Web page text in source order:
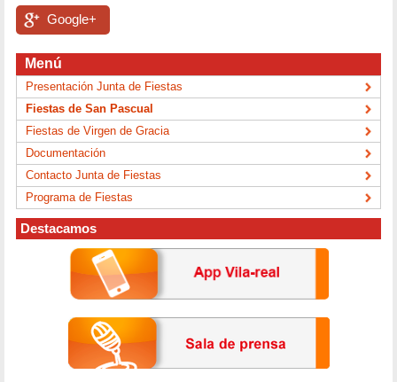
Google+
Menú
Presentación Junta de Fiestas
Fiestas de San Pascual
Fiestas de Virgen de Gracia
Documentación
Contacto Junta de Fiestas
Programa de Fiestas
Destacamos